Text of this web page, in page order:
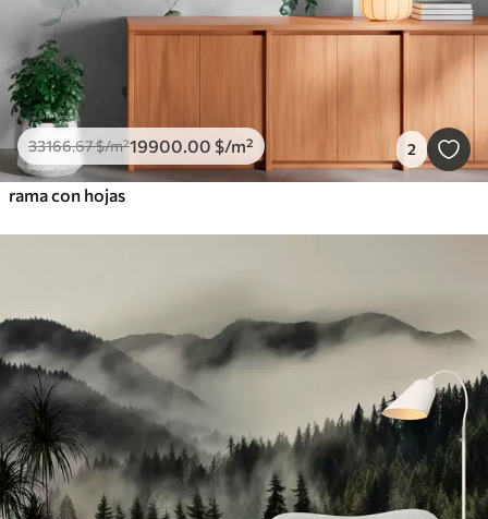
33166.67$/m²19900.00 $/m² 2
rama con hojas